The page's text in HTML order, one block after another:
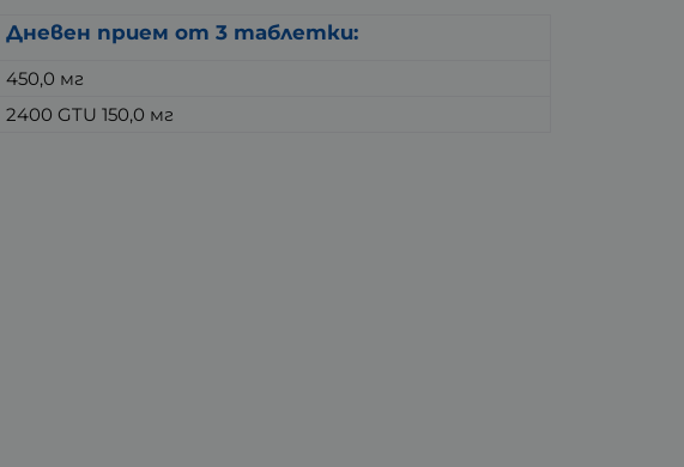
Дневен прием от 3 таблетки:
450,0 мг
2400 GTU 150,0 мг